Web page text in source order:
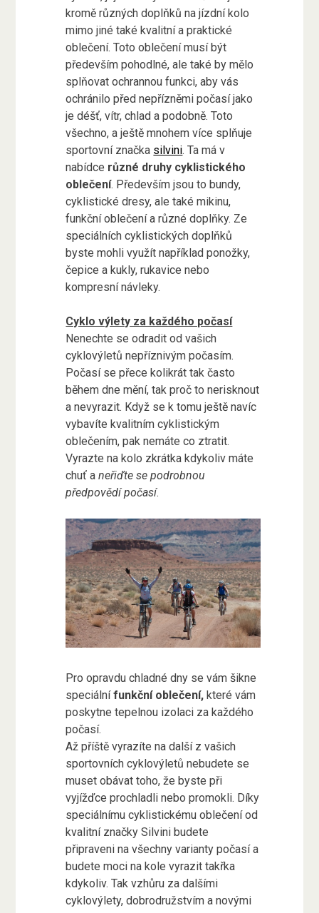
kromě různých doplňků na jízdní kolo
mimo jiné také kvalitní a praktické
oblečení. Toto oblečení musí být
především pohodlné, ale také by mělo
splňovat ochrannou funkci, aby vás
ochránilo před nepřízněmi počasí jako
je déšť, vítr, chlad a podobně. Toto
všechno, a ještě mnohem více splňuje
sportovní značka silvini. Ta má v
nabídce různé druhy cyklistického
oblečení. Především jsou to bundy,
cyklistické dresy, ale také mikinu,
funkční oblečení a různé doplňky. Ze
speciálních cyklistických doplňků
byste mohli využít například ponožky,
čepice a kukly, rukavice nebo
kompresní návleky.
Cyklo výlety za každého počasí
Nenechte se odradit od vašich
cyklovýletů nepříznivým počasím.
Počasí se přece kolikrát tak často
během dne mění, tak proč to nerisknout
a nevyrazit. Když se k tomu ještě navíc
vybavíte kvalitním cyklistickým
oblečením, pak nemáte co ztratit.
Vyrazte na kolo zkrátka kdykoliv máte
chuť aneřiďte se podrobnou
předpovědí počasí.
Pro opravdu chladné dny se vám šikne
speciálnífunkční oblečení, které vám
poskytne tepelnou izolaci za každého
počasí.
Až příště vyrazíte na další z vašich
sportovních cyklovýletů nebudete se
muset obávat toho, že byste při
vyjížďce prochladli nebo promokli. Díky
speciálnímu cyklistickému oblečení od
kvalitní značky Silvini budete
připraveni na všechny varianty počasí a
budete moci na kole vyrazit takřka
kdykoliv. Tak vzhůru za dalšími
cyklovýlety, dobrodružstvím a novými